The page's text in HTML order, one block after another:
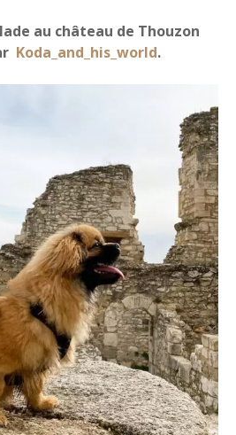
au château de Thouzon
Koda_and_his_world.